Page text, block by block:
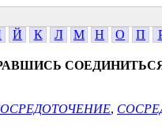
Й К Л М Н О П
,